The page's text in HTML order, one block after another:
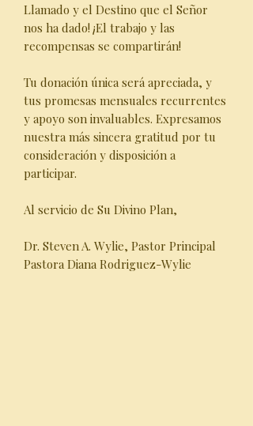
Llamado y el Destino que el Señor
nos ha dado! ¡El trabajo y las
recompensas se compartirán!
Tu donación única será apreciada, y
tus promesas mensuales recurrentes
y apoyo son invaluables. Expresamos
nuestra más sincera gratitud por tu
consideración y disposición a
participar.
Al servicio de Su Divino Plan,
Dr. Steven A. Wylie, Pastor Principal
Pastora Diana Rodriguez-Wylie